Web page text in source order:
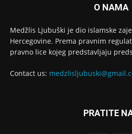
O NAMA
Medžlis Ljubuški je dio islamske
Hercegovine. Prema pravnim
pravno lice kojeg predstavljaju
Contact us:
PRATITE